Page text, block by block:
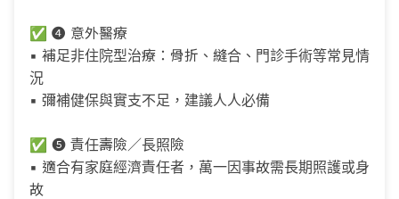
✅ ❹ 意外醫療
▪ 補足非住院型治療：骨折、縫合、門診手術等常見情
況
▪ 彌補健保與實支不足，建議人人必備
✅ ❺ 責任壽險／長照險
▪ 適合有家庭經濟責任者，萬一因事故需長期照護或身
故